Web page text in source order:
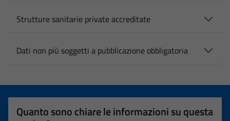
Strutture sanitarie private accreditate
Dati non più soggetti a pubblicazione obbligatoria
Quanto sono chiare le informazioni su questa